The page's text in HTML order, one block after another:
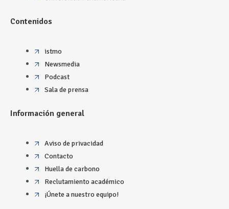
Contenidos
istmo
Newsmedia
Podcast
Sala de prensa
Información general
Aviso de privacidad
Contacto
Huella de carbono
Reclutamiento académico
¡Únete a nuestro equipo!